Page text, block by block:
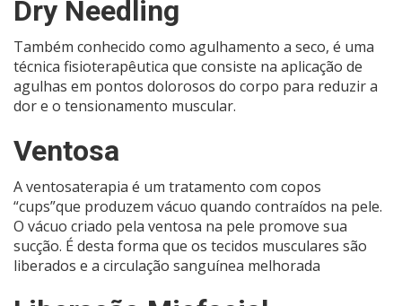
Dry Needling
Também conhecido como agulhamento a seco, é uma
técnica fisioterapêutica que consiste na aplicação de
agulhas em pontos dolorosos do corpo para reduzir a
dor e o tensionamento muscular.
Ventosa
A ventosaterapia é um tratamento com copos
“cups”que produzem vácuo quando contraídos na pele.
O vácuo criado pela ventosa na pele promove sua
sucção. É desta forma que os tecidos musculares são
liberados e a circulação sanguínea melhorada